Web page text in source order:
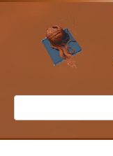
Перейти
контенту
Поиск: